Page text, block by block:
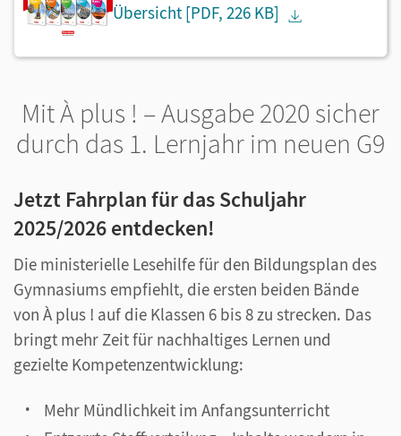
Übersicht [PDF, 226 KB]
Mit À plus ! – Ausgabe 2020 sicher
durch das 1. Lernjahr im neuen G9
Jetzt Fahrplan für das Schuljahr
2025/2026 entdecken!
Die ministerielle Lesehilfe für den Bildungsplan des
Gymnasiums empfiehlt, die ersten beiden Bände
von À plus ! auf die Klassen 6 bis 8 zu strecken. Das
bringt mehr Zeit für nachhaltiges Lernen und
gezielte Kompetenzentwicklung:
Mehr Mündlichkeit im Anfangsunterricht